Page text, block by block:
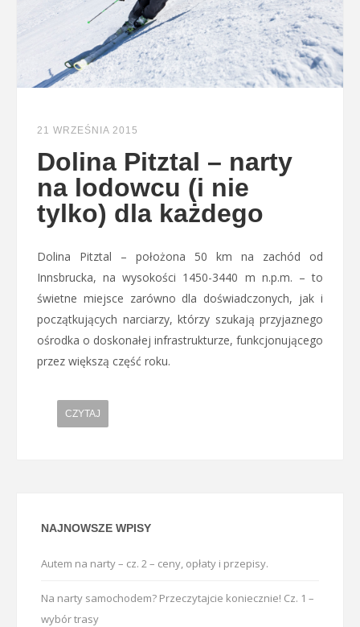
21 WRZEŚNIA 2015
Dolina Pitztal – narty
na lodowcu (i nie
tylko) dla każdego
Dolina Pitztal – położona 50 km na zachód od
Innsbrucka, na wysokości 1450-3440 m n.p.m. – to
świetne miejsce zarówno dla doświadczonych, jak i
początkujących narciarzy, którzy szukają przyjaznego
ośrodka o doskonałej infrastrukturze, funkcjonującego
przez większą część roku.
CZYTAJ
NAJNOWSZE WPISY
Autem na narty – cz. 2 – ceny, opłaty i przepisy.
Na narty samochodem? Przeczytajcie koniecznie! Cz. 1 –
wybór trasy